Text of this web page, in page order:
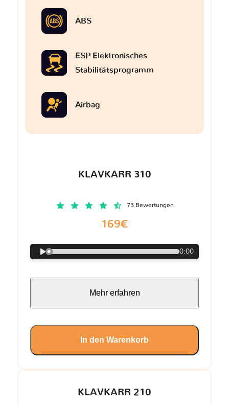
KLAVKARR 210
ABS
ESP Elektronisches
Stabilitätsprogramm
Airbag
KLAVKARR 310
73 Bewertungen
169€
0:00
Mehr erfahren
In den Warenkorb